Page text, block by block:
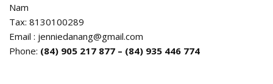
Nam
Tax: 8130100289
Email : jenniedanang@gmail.com
Phone: (84) 905 217 877 – (84) 935 446 774